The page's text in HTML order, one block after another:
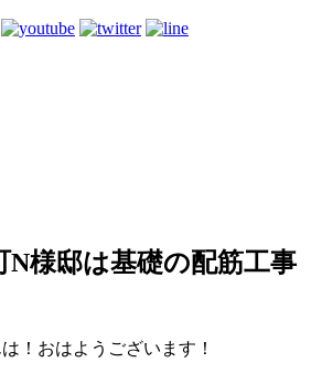
N様邸は基礎の配筋工事
！おはようございます！